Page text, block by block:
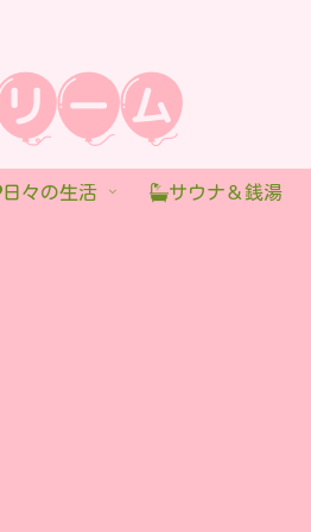
日々の生活 サウナ＆銭湯